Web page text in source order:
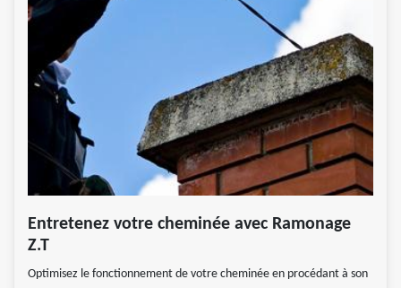
Entretenez votre cheminée avec Ramonage
Z.T
Optimisez le fonctionnement de votre cheminée en procédant à son